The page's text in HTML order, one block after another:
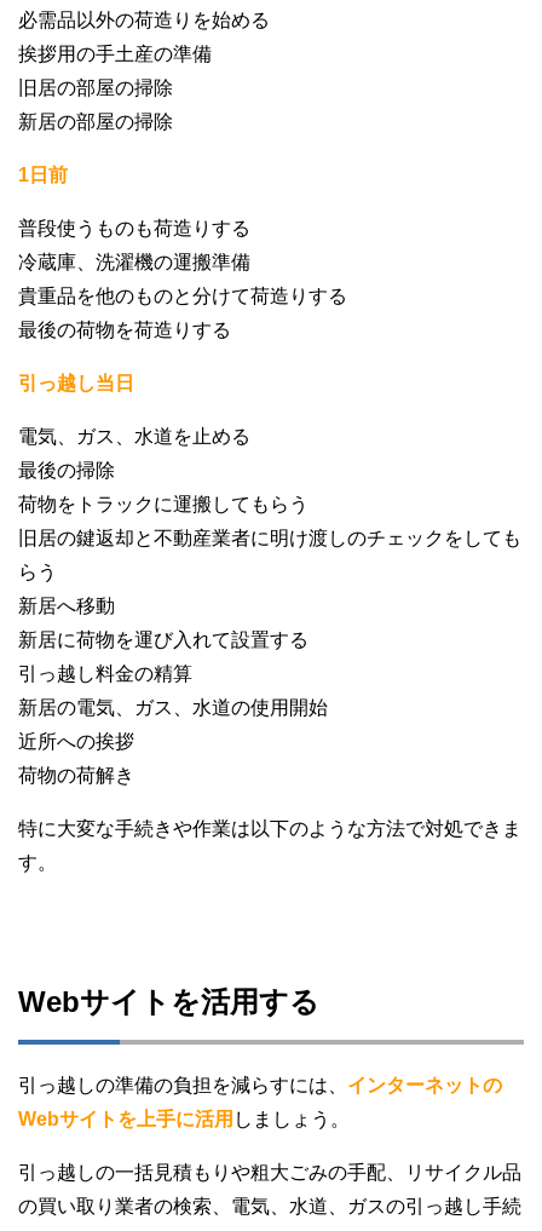
必需品以外の荷造りを始める
挨拶用の手土産の準備
旧居の部屋の掃除
新居の部屋の掃除
1日前
普段使うものも荷造りする
冷蔵庫、洗濯機の運搬準備
貴重品を他のものと分けて荷造りする
最後の荷物を荷造りする
引っ越し当日
電気、ガス、水道を止める
最後の掃除
荷物をトラックに運搬してもらう
旧居の鍵返却と不動産業者に明け渡しのチェックをしても
らう
新居へ移動
新居に荷物を運び入れて設置する
引っ越し料金の精算
新居の電気、ガス、水道の使用開始
近所への挨拶
荷物の荷解き
特に大変な手続きや作業は以下のような方法で対処できま
す。
Webサイトを活用する
引っ越しの準備の負担を減らすには、 インターネットの
Webサイトを上手に活用 しましょう。
引っ越しの一括見積もりや粗大ごみの手配、リサイクル品
の買い取り業者の検索、電気、水道、ガスの引っ越し手続